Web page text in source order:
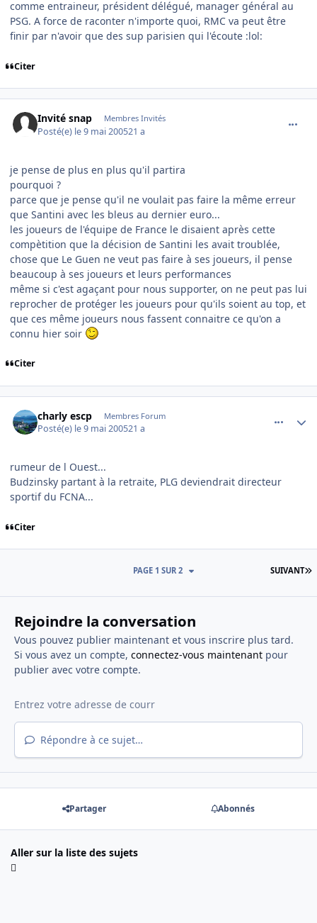
comme entraineur, président délégué, manager général au
PSG. A force de raconter n'importe quoi, RMC va peut être
finir par n'avoir que des sup parisien qui l'écoute :lol:
Citer
Invité snap Membres Invités
Posté(e) le 9 mai 200521 a
je pense de plus en plus qu'il partira
pourquoi ?
parce que je pense qu'il ne voulait pas faire la même erreur
que Santini avec les bleus au dernier euro...
les joueurs de l'équipe de France le disaient après cette
compètition que la décision de Santini les avait troublée,
chose que Le Guen ne veut pas faire à ses joueurs, il pense
beaucoup à ses joueurs et leurs performances
même si c'est agaçant pour nous supporter, on ne peut pas lui
reprocher de protéger les joueurs pour qu'ils soient au top, et
que ces même joueurs nous fassent connaitre ce qu'on a
connu hier soir
Citer
charly escp Membres Forum
Posté(e) le 9 mai 200521 a
rumeur de l Ouest...
Budzinsky partant à la retraite, PLG deviendrait directeur
sportif du FCNA...
Citer
SUIVANT
PAGE 1 SUR 2
Rejoindre la conversation
Vous pouvez publier maintenant et vous inscrire plus tard.
Si vous avez un compte, connectez-vous maintenantpour
publier avec votre compte.
Répondre à ce sujet…
Partager Abonnés
Aller sur la liste des sujets